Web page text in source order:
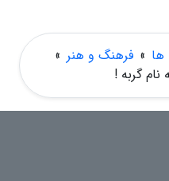
ها » فرهنگ و هنر »
گربه !